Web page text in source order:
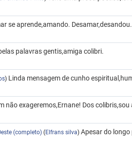
se aprende,amando.
palavras gentis,amiga colibri.
) Linda mensagem de cunho
não exageremos,Ernane! Dos
(completo) (Elfrans silva)Apesar do